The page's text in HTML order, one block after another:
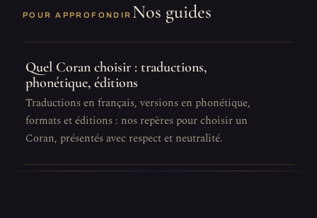
POUR APPROFONDIR Nos guides
Quel Coran choisir : traductions,
phonétique, éditions
Traductions en français, versions en phonétique,
formats et éditions : nos repères pour choisir un
Coran, présentés avec respect et neutralité.